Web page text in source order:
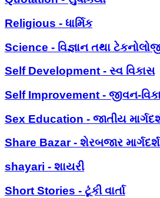
Religious - ધાર્મિક
Science - વિજ્ઞાન તથા
Self Development - સ્વ વિકાસ
Self Improvement - જીવન-
Sex Education - જાતીય
Share Bazar - શેરબજાર
shayari - શાયરી
Short Stories - ટૂંકી વાર્તા